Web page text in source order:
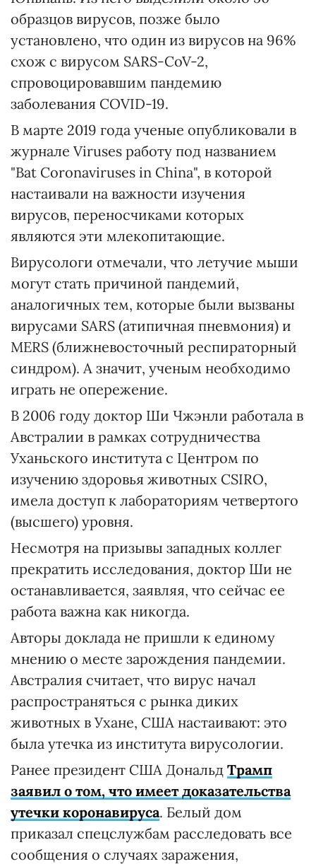
образцов вирусов, позже было
установлено, что один из вирусов на 96%
схож с вирусом SARS-CoV-2,
спровоцировавшим пандемию
заболевания COVID-19.
В марте 2019 года ученые опубликовали в
журнале Viruses работу под названием
"Bat Coronaviruses in China", в которой
настаивали на важности изучения
вирусов, переносчиками которых
являются эти млекопитающие.
Вирусологи отмечали, что летучие мыши
могут стать причиной пандемий,
аналогичных тем, которые были вызваны
вирусами SARS (атипичная пневмония) и
MERS (ближневосточный респираторный
синдром). А значит, ученым необходимо
играть не опережение.
В 2006 году доктор Ши Чжэнли работала в
Австралии в рамках сотрудничества
Уханьского института с Центром по
изучению здоровья животных CSIRO,
имела доступ к лабораториям четвертого
(высшего) уровня.
Несмотря на призывы западных коллег
прекратить исследования, доктор Ши не
останавливается, заявляя, что сейчас ее
работа важна как никогда.
Авторы доклада не пришли к единому
мнению о месте зарождения пандемии.
Австралия считает, что вирус начал
распространяться с рынка диких
животных в Ухане, США настаивают: это
была утечка из института вирусологии.
Ранее президент США Дональд Трамп
заявил о том, что имеет доказательства
утечки коронавируса. Белый дом
приказал спецслужбам расследовать все
сообщения о случаях заражения,